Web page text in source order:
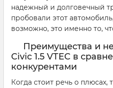
надежный и долговечный
пробовали этот
возможно, это именно то,
Преимущества и
Civic 1.5 VTEC в
конкурентами
Когда стоит речь о плюсах,